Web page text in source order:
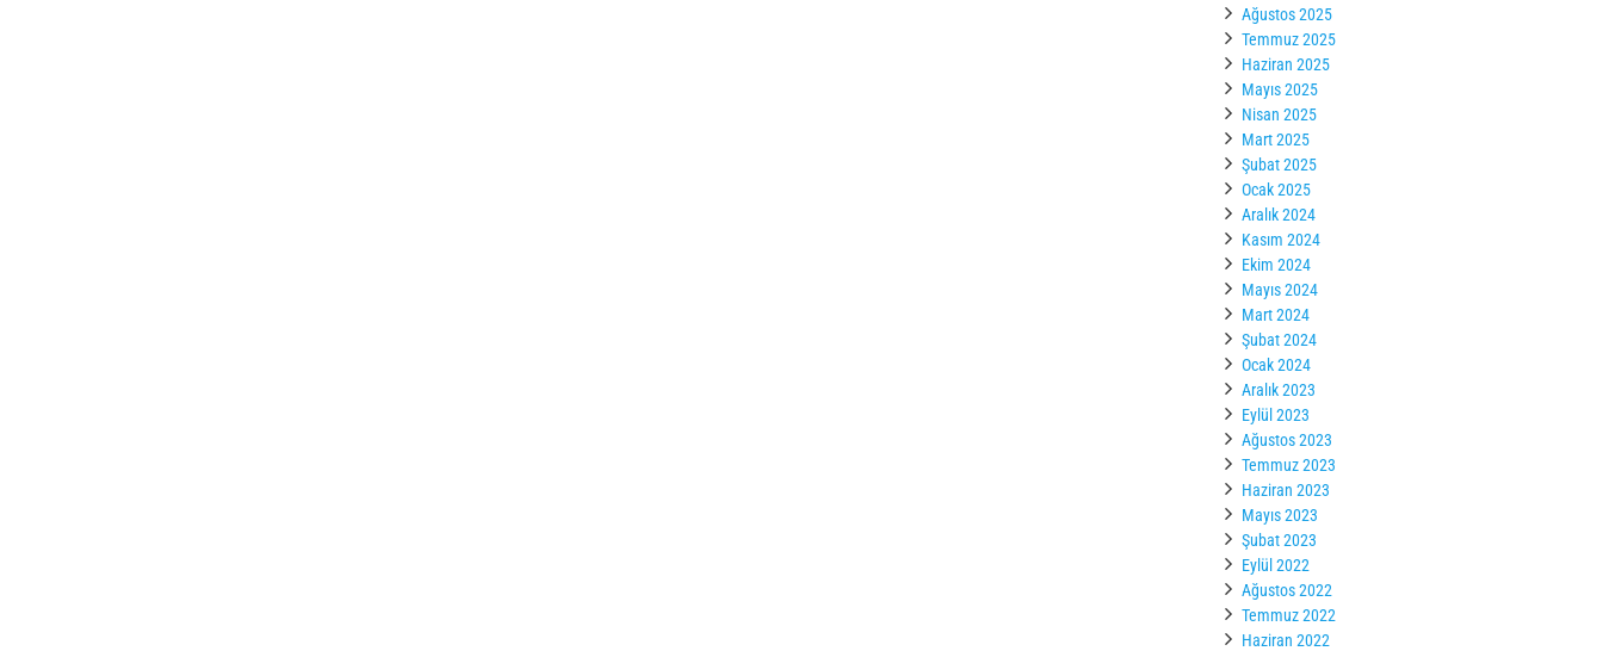
Ağustos 2025
Temmuz 2025
Haziran 2025
Mayıs 2025
Nisan 2025
Mart 2025
Şubat 2025
Ocak 2025
Aralık 2024
Kasım 2024
Ekim 2024
Mayıs 2024
Mart 2024
Şubat 2024
Ocak 2024
Aralık 2023
Eylül 2023
Ağustos 2023
Temmuz 2023
Haziran 2023
Mayıs 2023
Şubat 2023
Eylül 2022
Ağustos 2022
Temmuz 2022
Haziran 2022